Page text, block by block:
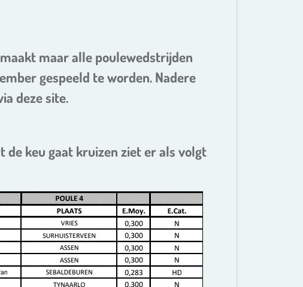
maar alle poulewedstrijden
gespeeld te worden. Nadere
deze site.
de keu gaat kruizen ziet er als volgt